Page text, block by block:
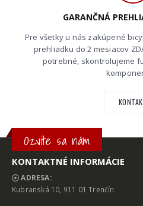
GARANČNÁ
Pre všetky u nás zakúpené
prehliadku do 2 mesiacov
potrebné, skontrolujeme
Ozvite sa nám
KONTAKTNÉ INFORMÁCIE
ADRESA:
Kubranská 10, 911 01 Trenčín